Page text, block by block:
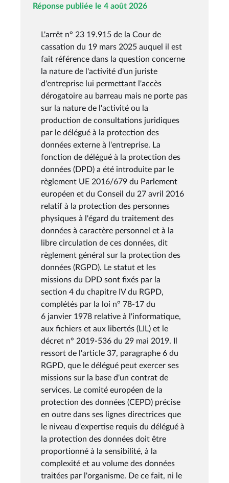
Réponse publiée le 4 août 2026
L'arrêt n° 23 19.915 de la Cour de
cassation du 19 mars 2025 auquel il est
fait référence dans la question concerne
la nature de l'activité d'un juriste
d'entreprise lui permettant l'accès
dérogatoire au barreau mais ne porte pas
sur la nature de l'activité ou la
production de consultations juridiques
par le délégué à la protection des
données externe à l'entreprise. La
fonction de délégué à la protection des
données (DPD) a été introduite par le
règlement UE 2016/679 du Parlement
européen et du Conseil du 27 avril 2016
relatif à la protection des personnes
physiques à l'égard du traitement des
données à caractère personnel et à la
libre circulation de ces données, dit
règlement général sur la protection des
données (RGPD). Le statut et les
missions du DPD sont fixés par la
section 4 du chapitre IV du RGPD,
complétés par la loi n° 78-17 du
6 janvier 1978 relative à l'informatique,
aux fichiers et aux libertés (LIL) et le
décret n° 2019-536 du 29 mai 2019. Il
ressort de l'article 37, paragraphe 6 du
RGPD, que le délégué peut exercer ses
missions sur la base d'un contrat de
services. Le comité européen de la
protection des données (CEPD) précise
en outre dans ses lignes directrices que
le niveau d'expertise requis du délégué à
la protection des données doit être
proportionné à la sensibilité, à la
complexité et au volume des données
traitées par l'organisme. De ce fait, ni le